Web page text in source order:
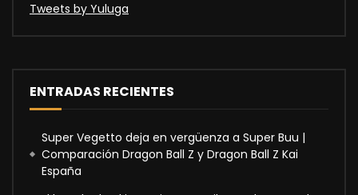
Tweets by Yuluga
ENTRADAS RECIENTES
Super Vegetto deja en vergüenza a Super Buu |
Comparación Dragon Ball Z y Dragon Ball Z Kai
España